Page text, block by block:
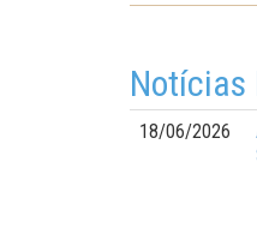
Notícias
18/06/2026